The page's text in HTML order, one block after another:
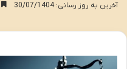
آخرین به روز رسانی: 30/07/1404